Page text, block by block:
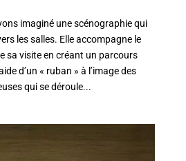
imaginé une scénographie qui
les salles. Elle accompagne le
sa visite en créant un parcours
d’un « ruban » à l’image des
qui se déroule...